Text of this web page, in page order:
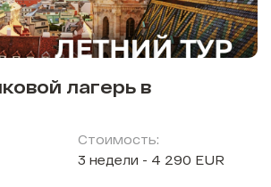
лагерь в
Стоимость:
3 недели - 4 290 EUR